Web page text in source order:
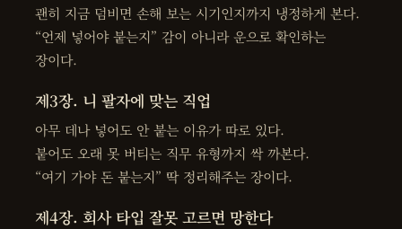
괜히 지금 덤비면 손해 보는 시기인지까지 냉정하게 본다.
“언제 넣어야 붙는지” 감이 아니라 운으로 확인하는
장이다.
제3장. 니 팔자에 맞는 직업
아무 데나 넣어도 안 붙는 이유가 따로 있다.
붙어도 오래 못 버티는 직무 유형까지 싹 까본다.
“여기 가야 돈 붙는지” 딱 정리해주는 장이다.
제4장. 회사 타입 잘못 고르면 망한다